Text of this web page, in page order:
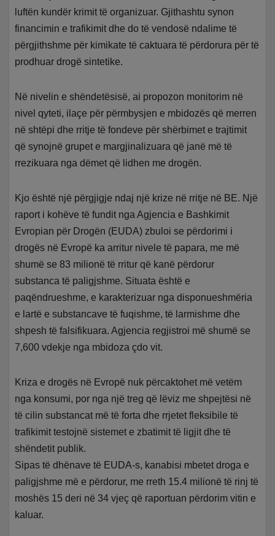
luftën kundër krimit të organizuar. Gjithashtu synon
financimin e trafikimit dhe do të vendosë ndalime të
përgjithshme për kimikate të caktuara të përdorura për të
prodhuar drogë sintetike.
Në nivelin e shëndetësisë, ai propozon monitorim në
nivel qyteti, ilaçe për përmbysjen e mbidozës që merren
në shtëpi dhe rritje të fondeve për shërbimet e trajtimit
që synojnë grupet e margjinalizuara që janë më të
rrezikuara nga dëmet që lidhen me drogën.
Kjo është një përgjigje ndaj një krize në rritje në BE. Një
raport i kohëve të fundit nga Agjencia e Bashkimit
Evropian për Drogën (EUDA) zbuloi se përdorimi i
drogës në Evropë ka arritur nivele të papara, me më
shumë se 83 milionë të rritur që kanë përdorur
substanca të paligjshme. Situata është e
paqëndrueshme, e karakterizuar nga disponueshmëria
e lartë e substancave të fuqishme, të larmishme dhe
shpesh të falsifikuara. Agjencia regjistroi më shumë se
7,600 vdekje nga mbidoza çdo vit.
Kriza e drogës në Evropë nuk përcaktohet më vetëm
nga konsumi, por nga një treg që lëviz me shpejtësi në
të cilin substancat më të forta dhe rrjetet fleksibile të
trafikimit testojnë sistemet e zbatimit të ligjit dhe të
shëndetit publik.
Sipas të dhënave të EUDA-s, kanabisi mbetet droga e
paligjshme më e përdorur, me rreth 15.4 milionë të rinj të
moshës 15 deri në 34 vjeç që raportuan përdorim vitin e
kaluar.